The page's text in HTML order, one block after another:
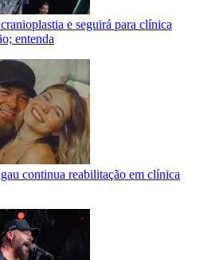
e seguirá para clínica
entenda
continua reabilitação em clínica